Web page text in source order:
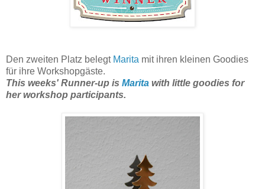
Den zweiten Platz belegt Marita mit ihren kleinen Goodies
für ihre Workshopgäste.
This weeks' Runner-up is Marita with little goodies for
her workshop participants.